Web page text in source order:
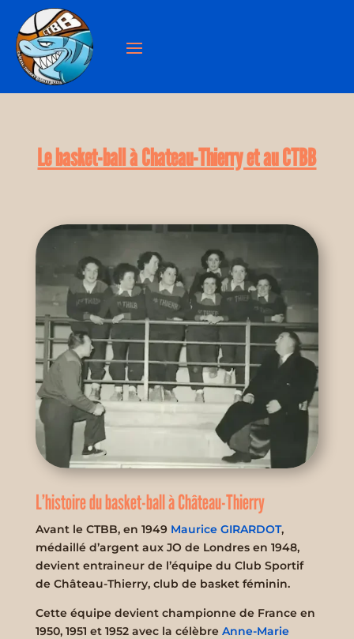
Le basket-ball à Chateau-Thierry et au CTBB
L’histoire du basket-ball à Château-Thierry
Avant le CTBB, en 1949 Maurice GIRARDOT,
médaillé d’argent aux JO de Londres en 1948,
devient entraineur de l’équipe du Club Sportif
de Château-Thierry, club de basket féminin.
Cette équipe devient championne de France en
1950, 1951 et 1952 avec la célèbre Anne-Marie